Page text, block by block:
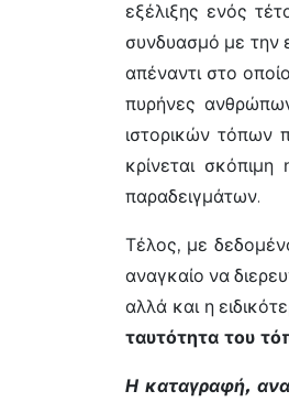
εξέλιξης ενός
συνδυασμό με την
απέναντι στο
πυρήνες
ιστορικών τόπων
κρίνεται
παραδειγμάτων.
Τέλος, με
αναγκαίο να
αλλά και η
ταυτότητα του
Η καταγραφή,